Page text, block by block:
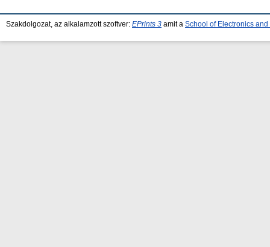
Szakdolgozat, az alkalamzott szoftver: EPrints 3 amit a School of Electronics